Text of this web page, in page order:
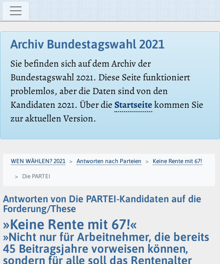
Archiv Bundestagswahl 2021
Sie befinden sich auf dem Archiv der
Bundestagswahl 2021. Diese Seite funktioniert
problemlos, aber die Daten sind von den
Kandidaten 2021. Über dieStartseitekommen Sie
zur aktuellen Version.
WEN WÄHLEN? 2021 Antworten nach Parteien Keine Rente mit 67!
Die PARTEI
Antworten von Die PARTEI-Kandidaten auf die
Forderung/These
»Keine Rente mit 67!«
»Nicht nur für Arbeitnehmer, die bereits
45 Beitragsjahre vorweisen können,
sondern für alle soll das Rentenalter